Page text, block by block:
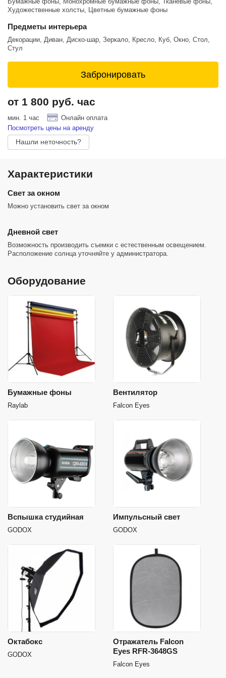
Художественные холсты, Цветные бумажные фоны
Предметы интерьера
Декорации, Диван, Диско-шар, Зеркало, Кресло, Куб, Окно, Стол,
Стул
Забронировать
от 1 800 руб. час
мин. 1 час
Онлайн оплата
Посмотреть цены на аренду
Нашли неточность?
Характеристики
Cвет за окном
Можно установить свет за окном
Дневной свет
Возможность производить съемки с естественным освещением.
Расположение солнца уточняйте у администратора.
Оборудование
Бумажные фоны
Raylab
Вентилятор
Falcon Eyes
Вспышка студийная
GODOX
Импульсный свет
GODOX
Октабокс
GODOX
Отражатель Falcon
Eyes RFR-3648GS
Falcon Eyes